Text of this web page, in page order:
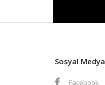
Sosyal Medya
Facebook